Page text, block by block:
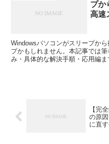
プか
高速
Windowsパソコンがスリープか
プかもしれません。本記事では
み・具体的な解決手順・応用編
【完
の原
に直